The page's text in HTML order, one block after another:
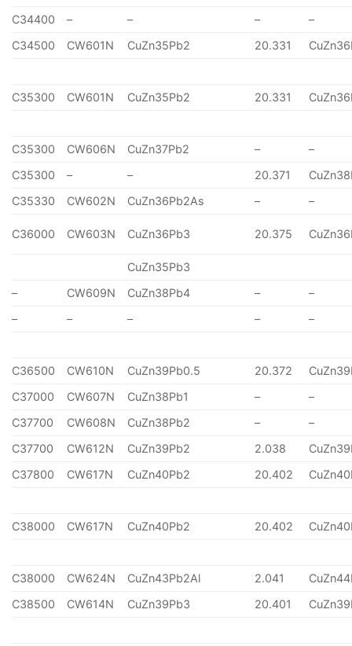
C34400 – – –
–
C34500
CW601N CuZn35Pb2 20.331
C35300 CW601N CuZn35Pb2 20.331
C35300 CW606N CuZn37Pb2 –
–
C35300
– – 20.371
C35330
CW602N CuZn36Pb2As – –
C36000 CW603N CuZn36Pb3 20.375
CuZn35Pb3
–
CW609N CuZn38Pb4 –
–
–
– – – –
C36500 CW610N CuZn39Pb0.5 20.372
C37000
CW607N CuZn38Pb1 –
–
C37700
CW608N CuZn38Pb2 –
–
C37700
CW612N CuZn39Pb2 2.038
C37800
CW617N CuZn40Pb2 20.402
C38000 CW617N CuZn40Pb2 20.402
C38000 CW624N CuZn43Pb2Al 2.041
C38500
CW614N CuZn39Pb3 20.401